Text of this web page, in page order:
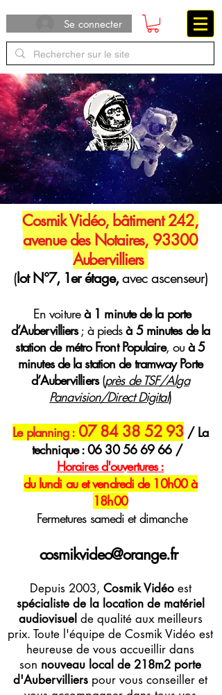
Se connecter
Cosmik Vidéo, bâtiment 242,
avenue des Notaires, 93300
Aubervilliers
(lot N°7, 1er étage,avec ascenseur)
En voitureà 1 minute de la porte
d’Aubervilliers; à piedsà 5 minutes de la
station de métro Front Populaire, ouà 5
minutes de la station de tramway Porte
d’Aubervilliers(près de TSF/Alga
Panavision/Direct Digital)
Le planning : 07 84 38 52 93 / La
technique :06 30 56 69 66/
Horairesd'ouvertures :
du lundi au et vendredi de 10h00 à
18h00
Fermetures samedi et dimanche
cosmikvideo@orange.fr
Depuis 2003, Cosmik Vidéoest
spécialiste de la location de matériel
audiovisuel de qualité aux meilleurs
prix. Toute l'équipe de Cosmik Vidéo est
heureuse de vous accueillir dans
son nouveau local de 218m2 porte
d'Aubervilliers pour vous conseiller et